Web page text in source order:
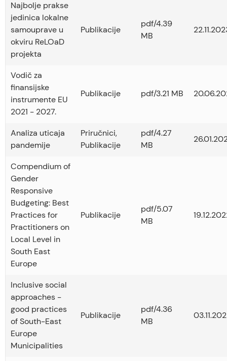
Najbolje prakse
jedinica lokalne
samouprave u
okviru ReLOaD
projekta
Publikacije
pdf/4.39
MB
Vodič za
finansijske
instrumente EU
2021 - 2027.
Publikacije pdf/3.21 MB
Analiza uticaja
pandemije
Priručnici,
Publikacije
pdf/4.27
MB
Compendium of
Gender
Responsive
Budgeting: Best
Practices for
Practitioners on
Local Level in
South East
Europe
Publikacije
pdf/5.07
MB
Inclusive social
approaches -
good practices
of South-East
Europe
Municipalities
Publikacije
pdf/4.36
MB